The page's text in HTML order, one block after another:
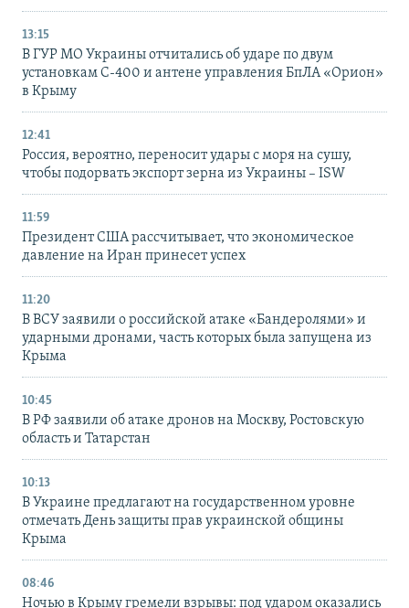
13:15
В ГУР МО Украины отчитались об ударе по двум
установкам С-400 и антене управления БпЛА «Орион»
в Крыму
12:41
Россия, вероятно, переносит удары с моря на сушу,
чтобы подорвать экспорт зерна из Украины – ISW
11:59
Президент США рассчитывает, что экономическое
давление на Иран принесет успех
11:20
В ВСУ заявили о российской атаке «Бандеролями» и
ударными дронами, часть которых была запущена из
Крыма
10:45
В РФ заявили об атаке дронов на Москву, Ростовскую
область и Татарстан
10:13
В Украине предлагают на государственном уровне
отмечать День защиты прав украинской общины
Крыма
08:46
Ночью в Крыму гремели взрывы: под ударом оказались